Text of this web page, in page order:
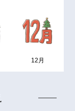
12月